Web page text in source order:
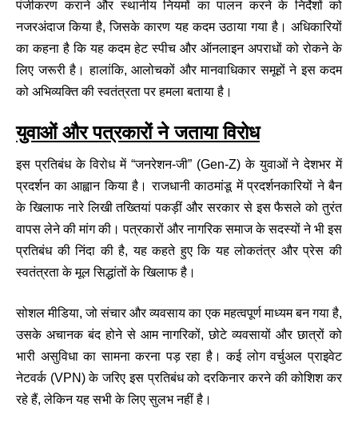
पंजीकरण कराने और स्थानीय नियमों का पालन करने के निर्देशों को
नजरअंदाज किया है, जिसके कारण यह कदम उठाया गया है। अधिकारियों
का कहना है कि यह कदम हेट स्पीच और ऑनलाइन अपराधों को रोकने के
लिए जरूरी है। हालांकि, आलोचकों और मानवाधिकार समूहों ने इस कदम
को अभिव्यक्ति की स्वतंत्रता पर हमला बताया है।
युवाओं और पत्रकारों ने जताया विरोध
इस प्रतिबंध के विरोध में “जनरेशन-जी” (Gen-Z) के युवाओं ने देशभर में
प्रदर्शन का आह्वान किया है। राजधानी काठमांडू में प्रदर्शनकारियों ने बैन
के खिलाफ नारे लिखी तख्तियां पकड़ीं और सरकार से इस फैसले को तुरंत
वापस लेने की मांग की। पत्रकारों और नागरिक समाज के सदस्यों ने भी इस
प्रतिबंध की निंदा की है, यह कहते हुए कि यह लोकतंत्र और प्रेस की
स्वतंत्रता के मूल सिद्धांतों के खिलाफ है।
सोशल मीडिया, जो संचार और व्यवसाय का एक महत्वपूर्ण माध्यम बन गया है,
उसके अचानक बंद होने से आम नागरिकों, छोटे व्यवसायों और छात्रों को
भारी असुविधा का सामना करना पड़ रहा है। कई लोग वर्चुअल प्राइवेट
नेटवर्क (VPN) के जरिए इस प्रतिबंध को दरकिनार करने की कोशिश कर
रहे हैं, लेकिन यह सभी के लिए सुलभ नहीं है।